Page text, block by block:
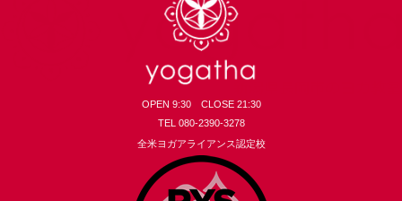
OPEN 9:30 CLOSE 21:30
TEL 080-2390-3278
全米ヨガアライアンス認定校